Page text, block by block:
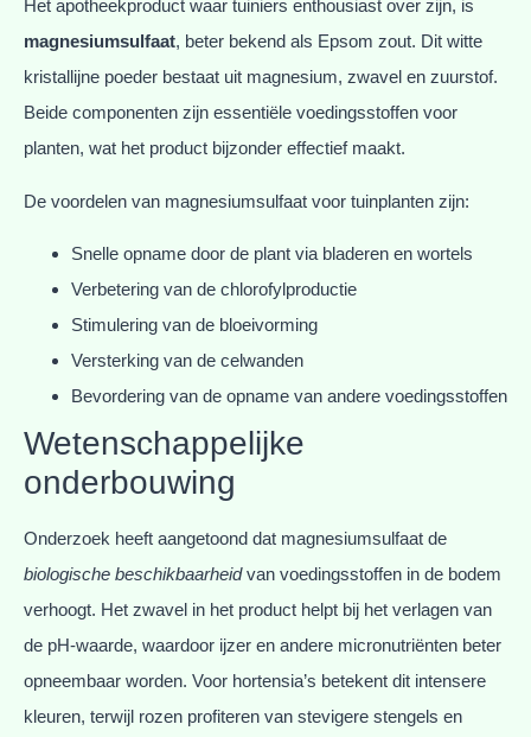
Het apotheekproduct waar tuiniers enthousiast over zijn, is
magnesiumsulfaat, beter bekend als Epsom zout. Dit witte
kristallijne poeder bestaat uit magnesium, zwavel en zuurstof.
Beide componenten zijn essentiële voedingsstoffen voor
planten, wat het product bijzonder effectief maakt.
De voordelen van magnesiumsulfaat voor tuinplanten zijn:
Snelle opname door de plant via bladeren en wortels
Verbetering van de chlorofylproductie
Stimulering van de bloeivorming
Versterking van de celwanden
Bevordering van de opname van andere voedingsstoffen
Wetenschappelijke
onderbouwing
Onderzoek heeft aangetoond dat magnesiumsulfaat de
biologische beschikbaarheidvan voedingsstoffen in de bodem
verhoogt. Het zwavel in het product helpt bij het verlagen van
de pH-waarde, waardoor ijzer en andere micronutriënten beter
opneembaar worden. Voor hortensia’s betekent dit intensere
kleuren, terwijl rozen profiteren van stevigere stengels en